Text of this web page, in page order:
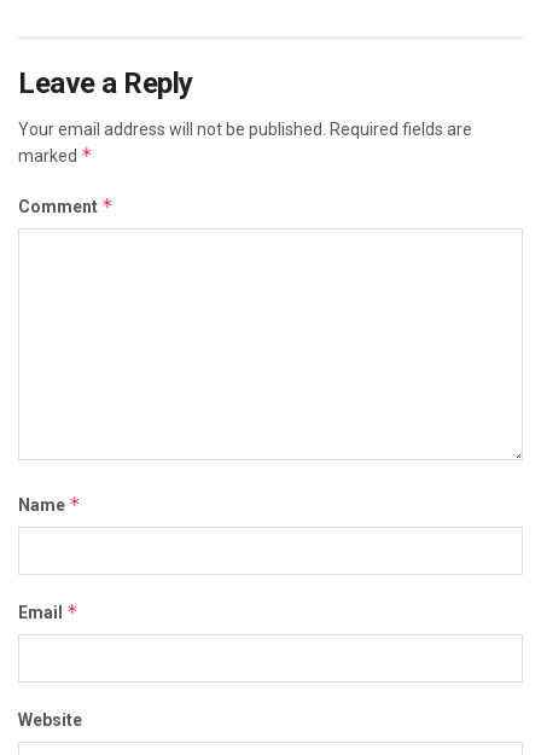
Leave a Reply
Your email address will not be published.
Required fields are
marked *
Comment *
Name *
Email *
Website